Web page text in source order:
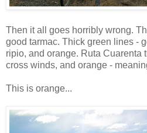
Then it all goes horribly wrong.
good tarmac. Thick green lines -
ripio, and orange. Ruta Cuarenta
cross winds, and orange -
This is orange...